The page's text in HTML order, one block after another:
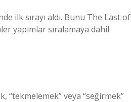
ilk sırayı aldı. Bunu The Last of
yapımlar sıralamaya dahil
“tekmelemek” veya “seğirmek”